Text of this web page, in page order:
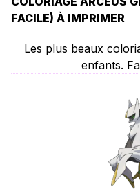
FACILE) À IMPRIMER
Les plus beaux
enfants.